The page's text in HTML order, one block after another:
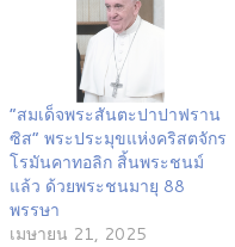
“สมเด็จพระสันตะปาปาฟราน
ซิส” พระประมุขแห่งคริสตจักร
โรมันคาทอลิก สิ้นพระชนม์
แล้ว ด้วยพระชนมายุ 88
พรรษา
เมษายน 21, 2025